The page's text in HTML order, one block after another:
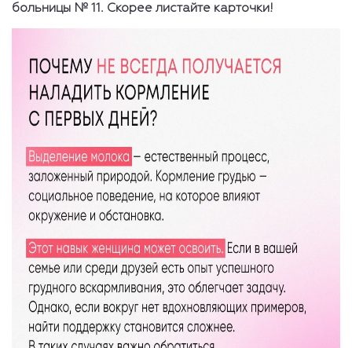
больницы № 11. Скорее листайте карточки!